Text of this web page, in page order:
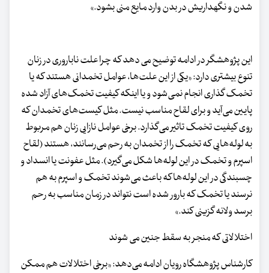
شدن و نگهداریش در بدن وارد مایع منی بشود.»
این پژوهشگر در ادامه توضیح می دهد که چرا علت ناباروری در زنان
تنوع بیشتری دارد: «یکی از این علت‌ها، عوامل تخمدانی هستند که یا
تخمک گذاری انجام نمی‌شود و یا اینکه کیفیت تخمک‌های آزاد شده
پایین می‌آید و برای لقاح مناسب نیست. مثل کیست‌های تخمدان که
روی کیفیت تخمک تاثیر می‌گذارد. برخی عوامل نازایی زنان هم مربوط
به لوله‌هایی که تخمک را از تخمدان به رحم می‌رسانند، هستند (لقاح
اسپرم و تخمک در این لوله‌ها شکل می‌گیرد). مثل عفونت‌ یا انسداد و
چسبندگی در این لوله‌ها که باعث می‌شوند تخمک و اسپرم به هم
نرسند یا تخمک که بارور شده است نتواند در زمان مناسب به رحم
برسد ولانه گزینی کند.»
اختلالاتی که منجر به سقط جنین می شوند
کارشناس پژوهشگاه رویان ادامه می‌دهد: «برخی اختلالات هم ممکن